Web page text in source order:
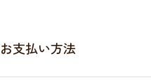
お支払い方法